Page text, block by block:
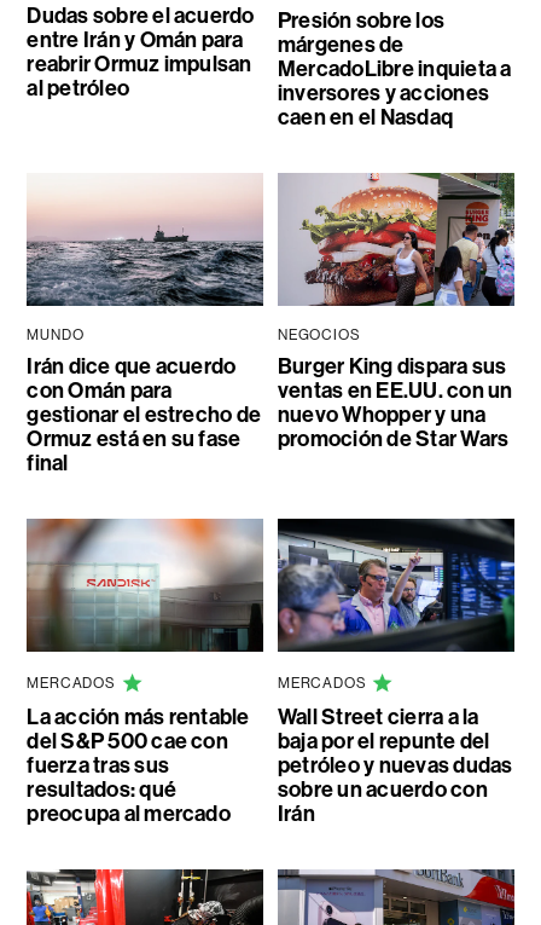
Dudas sobre el acuerdo
entre Irán y Omán para
reabrir Ormuz impulsan
al petróleo
Presión sobre los
márgenes de
MercadoLibre inquieta a
inversores y acciones
caen en el Nasdaq
MUNDO
Irán dice que acuerdo
con Omán para
gestionar el estrecho de
Ormuz está en su fase
final
NEGOCIOS
Burger King dispara sus
ventas en EE.UU. con un
nuevo Whopper y una
promoción de Star Wars
MERCADOS
La acción más rentable
del S&P 500 cae con
fuerza tras sus
resultados: qué
preocupa al mercado
MERCADOS
Wall Street cierra a la
baja por el repunte del
petróleo y nuevas dudas
sobre un acuerdo con
Irán